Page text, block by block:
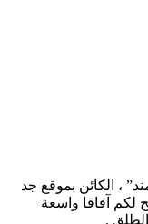
، الكائن بموقع جد
لكم آفاقا واسعة
.